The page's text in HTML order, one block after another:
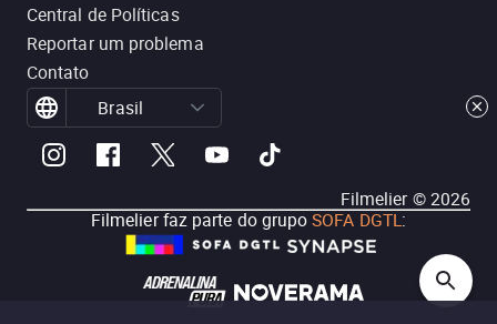
Central de Políticas
Reportar um problema
Contato
Brasil
Filmelier ©2026
Filmelier faz parte do grupoSOFA DGTL: